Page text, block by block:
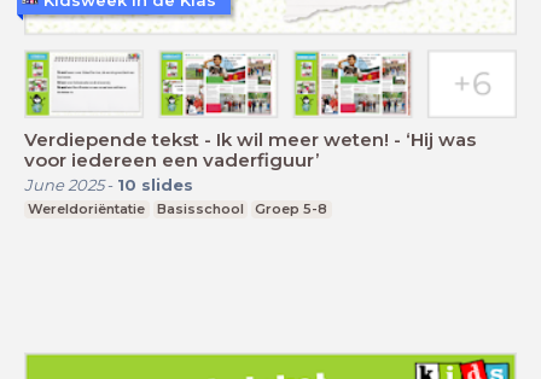
Verdiepende tekst - Ik wil meer weten! - ‘Hij was
voor iedereen een vaderfiguur’
June 2025- 10 slides
Wereldoriëntatie Basisschool Groep 5-8